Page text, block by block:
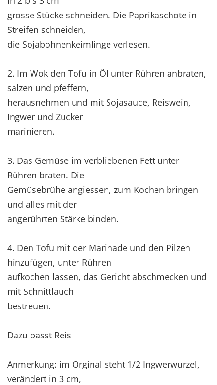
grosse Stücke schneiden. Die Paprikaschote in
Streifen schneiden,
die Sojabohnenkeimlinge verlesen.
2. Im Wok den Tofu in Öl unter Rühren anbraten,
salzen und pfeffern,
herausnehmen und mit Sojasauce, Reiswein,
Ingwer und Zucker
marinieren.
3. Das Gemüse im verbliebenen Fett unter
Rühren braten. Die
Gemüsebrühe angiessen, zum Kochen bringen
und alles mit der
angerührten Stärke binden.
4. Den Tofu mit der Marinade und den Pilzen
hinzufügen, unter Rühren
aufkochen lassen, das Gericht abschmecken und
mit Schnittlauch
bestreuen.
Dazu passt Reis
Anmerkung: im Orginal steht 1/2 Ingwerwurzel,
verändert in 3 cm,